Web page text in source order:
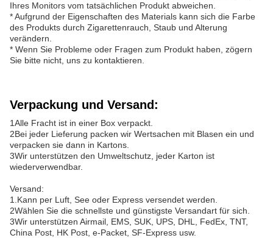
Ihres Monitors vom tatsächlichen Produkt abweichen.
* Aufgrund der Eigenschaften des Materials kann sich die Farbe
des Produkts durch Zigarettenrauch, Staub und Alterung
verändern.
* Wenn Sie Probleme oder Fragen zum Produkt haben, zögern
Sie bitte nicht, uns zu kontaktieren.
Verpackung und Versand:
1Alle Fracht ist in einer Box verpackt.
2Bei jeder Lieferung packen wir Wertsachen mit Blasen ein und
verpacken sie dann in Kartons.
3Wir unterstützen den Umweltschutz, jeder Karton ist
wiederverwendbar.
Versand:
1.Kann per Luft, See oder Express versendet werden.
2Wählen Sie die schnellste und günstigste Versandart für sich.
3Wir unterstützen Airmail, EMS, SUK, UPS, DHL, FedEx, TNT,
China Post, HK Post, e-Packet, SF-Express usw.